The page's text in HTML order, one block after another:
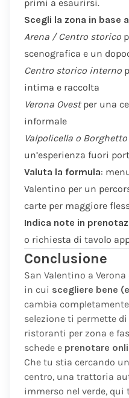
primi a esaurirsi.
Scegli la zona in base
Arena / Centro storico
scenografica e un
Centro storico interno
intima e raccolta
Verona Ovestper una
informale
Valpolicella o
un’esperienza fuori
Valuta la formula:
Valentino per un
carte per maggiore
Indica note in
o richiesta di tavolo
Conclusione
San Valentino a
in cui scegliere bene
cambia completamente
selezione ti permette
ristoranti per zona e
schede e prenotare
Che tu stia cercando
centro, una trattoria
immerso nel verde,